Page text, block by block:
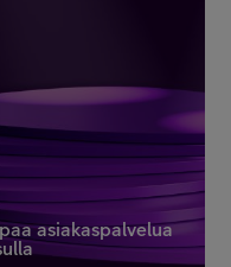
asiakaspalvelua